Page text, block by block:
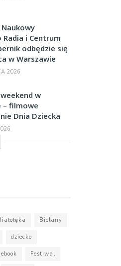
Naukowy
Radia i Centrum
odbędzie się
w Warszawie
2026
w
– filmowe
Dnia Dziecka
Bielany
dziecko
Festiwal